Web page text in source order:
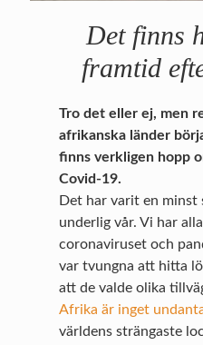
Det finns
framtid
Tro det eller ej, men
afrikanska länder
finns verkligen hopp
Covid-19.
Det har varit en minst
underlig vår. Vi har
coronaviruset och
var tvungna att hitta
att de valde olika
Afrika är inget
världens strängaste